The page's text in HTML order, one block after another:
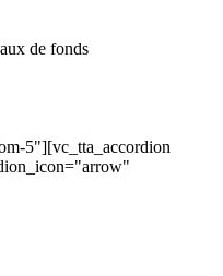
de fonds
5"][vc_tta_accordion